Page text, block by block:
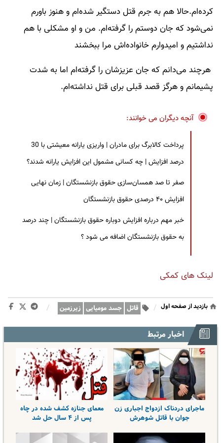
کرده‌ام.حالا هم به جرم قتل دستگیر شده‌ام و هنوز باورم
نمی‌شود که جان دوستم را گرفته‌ام. من و او مشکلی با هم
نداشتیم و امیدوارم خانواده‌اش مرا ببخشند
هرچند می‌دانم که جان عزیزشان را گرفته‌ام اما به شدت
پشیمانم و هرگز قصد قبلی برای قتل نداشته‌ام.
آنچه دیگران می خوانند:
پرداخت کالابرگ برای مادران | واریزی یارانه معیشتی با 30
درصد افزایش | چه کسانی مشمول این افزایش یارانه شدند؟
صفر تا صد همسان‌سازی حقوق بازنشستگان | زمان نهایی
افزایش ۴۰ درصدی حقوق بازنشستگان
خبر مهم درباره افزایش دوباره حقوق بازنشستگان | چند درصد
به حقوق بازنشستگان اضافه می شود ؟
لینک های کمکی
بازدید از صفحه اول / قاتل جسد مومیایی زیرزمین /
اخبار مرتبط
ماجرای دردناک ازدواج اجباری زن
جوان با قاتل شوهرش
معمای جنازه کشف شده در چاه
پس از ۴ سال حل شد